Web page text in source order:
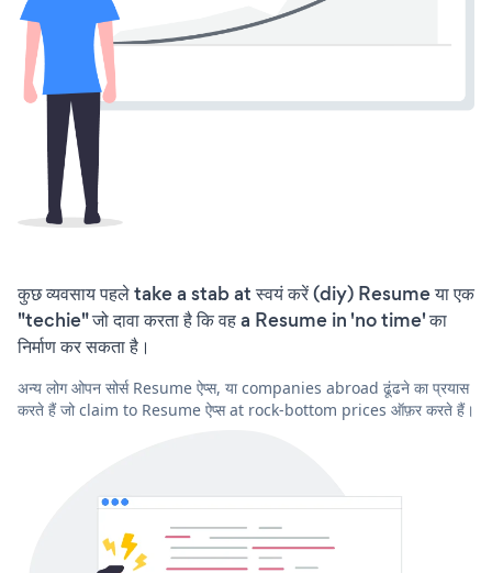
कुछ व्यवसाय पहले take a stab at स्वयं करें (diy) Resume या एक
"techie" जो दावा करता है कि वह a Resume in 'no time' का
निर्माण कर सकता है।
अन्य लोग ओपन सोर्स Resume ऐप्स, या companies abroad ढूंढने का प्रयास
करते हैं जो claim to Resume ऐप्स at rock-bottom prices ऑफ़र करते हैं।